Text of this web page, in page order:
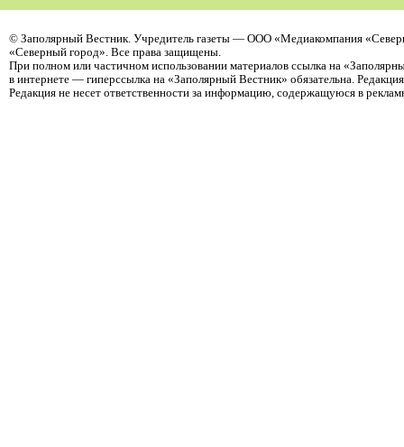
© Заполярный Вестник. Учредитель газеты — ООО «Медиакомпания
«Северный город». Все права защищены.
При полном или частичном использовании материалов ссылка на
в интернете — гиперссылка на «Заполярный Вестник» обязательна.
Редакция не несет ответственности за информацию, содержащуюся в